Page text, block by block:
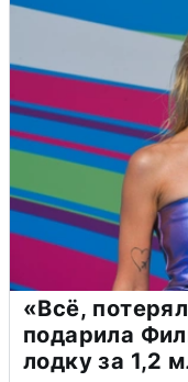
«Всё,
подарила
лодку за 1,2